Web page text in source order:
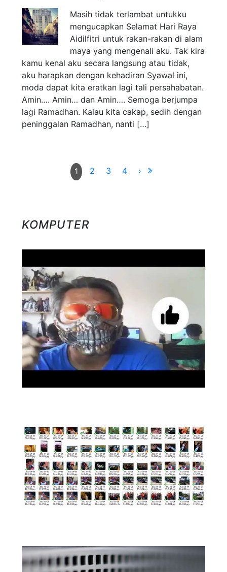
Masih tidak terlambat untukku
mengucapkan Selamat Hari Raya
Aidilfitri untuk rakan-rakan di alam
maya yang mengenali aku. Tak kira
kamu kenal aku secara langsung atau tidak,
aku harapkan dengan kehadiran Syawal ini,
moda dapat kita eratkan lagi tali persahabatan.
Amin…. Amin… dan Amin…. Semoga berjumpa
lagi Ramadhan. Kalau kita cakap, sedih dengan
peninggalan Ramadhan, nanti […]
1 2 3 4 ›
KOMPUTER